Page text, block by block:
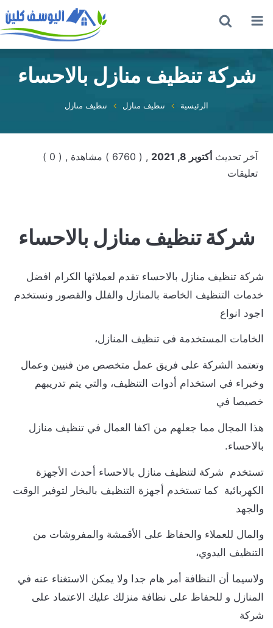
القائمة
شركة تنظيف منازل بالاحساء
الرئيسية تنظيف منازل تنظيف منازل
آخر تحديث أكتوبر 8, 2021 , ( 6760 ) مشاهدة
, ( 0 )
تعليقات
شركة تنظيف منازل بالاحساء
شركة تنظيف منازل بالاحساء تقدم لعملائها الكرام افضل
خدمات التنظيف الخاصة بالمنازل والفلل والقصور ونستخدم
اجود انواع
الخامات المستخدمة فى تنظيف المنازل،
وتعتمد الشركة على فريق عمل متخصص من فنيين وعمال
وخبراء في استخدام أدوات التنظيف، والتي يتم تدريبهم
خصيصا في
هذا المجال مما جعلهم من اكفا العمال في تنظيف منازل
بالاحساء.
تستخدم شركة لتنظيف منازل بالاحساء أحدث الأجهزة
الكهربائية كما تستخدم أجهزة التنظيف بالبخار لتوفير الوقت
والجهد
والمال للعملاء والحفاظ على الأقمشة والمفروشات من
التنظيف اليدوي،
ولاسيما أن النظافة أمر هام جدا ولا يمكن الاستغناء عنه في
المنازل و للحفاظ على نظافة منزلك عليك الاعتماد على
شركة